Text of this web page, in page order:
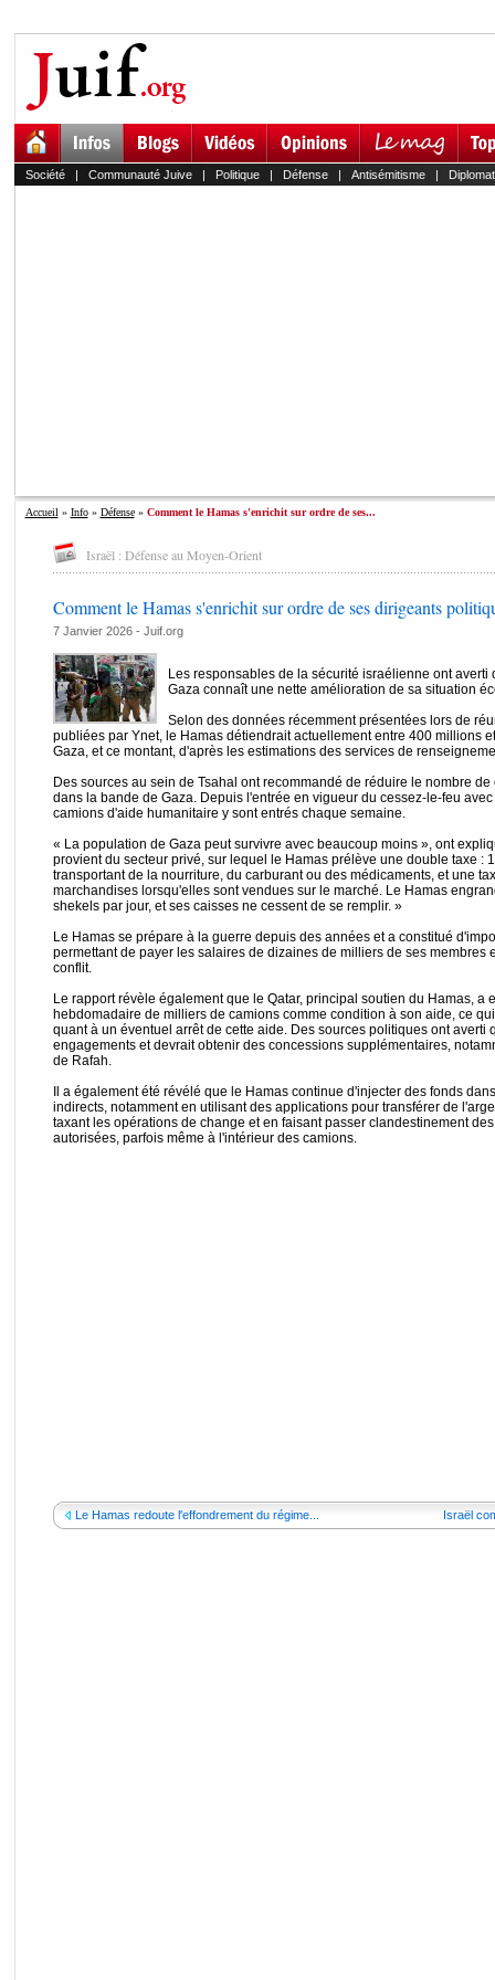
Société| Communauté Juive| Politique| Défense| Antisémitisme|
Accueil » Info» Défense» Comment le Hamas s'enrichit sur ordre de ses...
Israël : Défense au Moyen-Orient
Comment le Hamas s'enrichit sur ordre de ses dirigeants
7 Janvier 2026 - Juif.org
Les responsables de la sécurité israélienne ont
Gaza connaît une nette amélioration de sa situation
Selon des données récemment présentées lors de
publiées par Ynet, le Hamas détiendrait actuellement entre 400 millions
Gaza, et ce montant, d'après les estimations des services de
Des sources au sein de Tsahal ont recommandé de réduire le nombre
dans la bande de Gaza. Depuis l'entrée en vigueur du cessez-le-feu
camions d'aide humanitaire y sont entrés chaque semaine.
« La population de Gaza peut survivre avec beaucoup moins », ont
provient du secteur privé, sur lequel le Hamas prélève une double taxe :
transportant de la nourriture, du carburant ou des médicaments, et une
marchandises lorsqu'elles sont vendues sur le marché. Le Hamas
shekels par jour, et ses caisses ne cessent de se remplir. »
Le Hamas se prépare à la guerre depuis des années et a constitué
permettant de payer les salaires de dizaines de milliers de ses membres
conflit.
Le rapport révèle également que le Qatar, principal soutien du Hamas, a
hebdomadaire de milliers de camions comme condition à son aide, ce
quant à un éventuel arrêt de cette aide. Des sources politiques ont averti
engagements et devrait obtenir des concessions supplémentaires,
de Rafah.
Il a également été révélé que le Hamas continue d'injecter des fonds
indirects, notamment en utilisant des applications pour transférer de
taxant les opérations de change et en faisant passer clandestinement
autorisées, parfois même à l'intérieur des camions.
Le Hamas redoute l'effondrement du régime... Israël